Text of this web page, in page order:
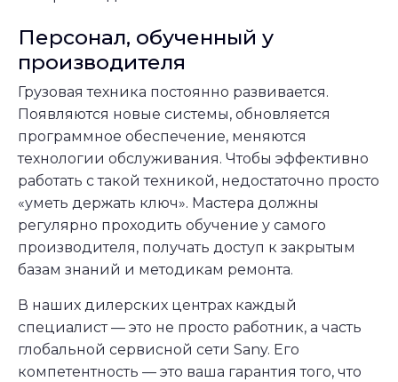
Персонал, обученный у
производителя
Грузовая техника постоянно развивается.
Появляются новые системы, обновляется
программное обеспечение, меняются
технологии обслуживания. Чтобы эффективно
работать с такой техникой, недостаточно просто
«уметь держать ключ». Мастера должны
регулярно проходить обучение у самого
производителя, получать доступ к закрытым
базам знаний и методикам ремонта.
В наших дилерских центрах каждый
специалист — это не просто работник, а часть
глобальной сервисной сети Sany. Его
компетентность — это ваша гарантия того, что